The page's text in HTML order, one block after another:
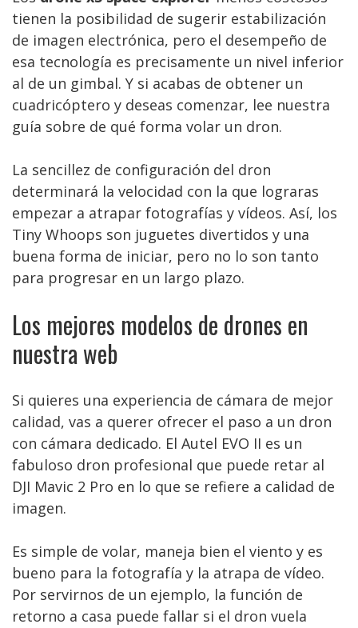
tienen la posibilidad de sugerir estabilización
de imagen electrónica, pero el desempeño de
esa tecnología es precisamente un nivel inferior
al de un gimbal. Y si acabas de obtener un
cuadricóptero y deseas comenzar, lee nuestra
guía sobre de qué forma volar un dron.
La sencillez de configuración del dron
determinará la velocidad con la que lograras
empezar a atrapar fotografías y vídeos. Así, los
Tiny Whoops son juguetes divertidos y una
buena forma de iniciar, pero no lo son tanto
para progresar en un largo plazo.
Los mejores modelos de drones en
nuestra web
Si quieres una experiencia de cámara de mejor
calidad, vas a querer ofrecer el paso a un dron
con cámara dedicado. El Autel EVO II es un
fabuloso dron profesional que puede retar al
DJI Mavic 2 Pro en lo que se refiere a calidad de
imagen.
Es simple de volar, maneja bien el viento y es
bueno para la fotografía y la atrapa de vídeo.
Por servirnos de un ejemplo, la función de
retorno a casa puede fallar si el dron vuela